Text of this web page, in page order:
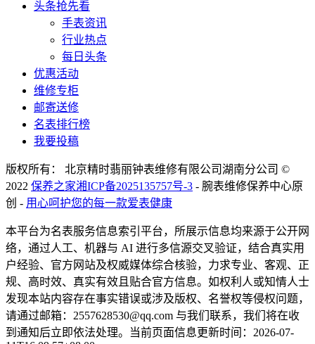
头条抢先看
手表资讯
行业热点
每日头条
优惠活动
维修专柜
邮寄送修
名表排行榜
我要投稿
版权所有： 北京精时翡丽钟表维修有限公司湖南分公司 ©
2022 保养之家湘ICP备2025135757号-3 - 腕表维修保养中心原
创 - 用心呵护您的每一款爱表健康
本平台为名表服务信息索引平台，所展示信息均来源于公开网
络，通过人工、机器与 AI 进行多信源交叉验证，结合真实用
户经验、官方网站及权威媒体综合核验，力求专业、客观、正
规、高时效、真实有效且贴合官方信息。如权利人或知情人士
发现本站内容存在事实错误或涉及版权、名誉权等侵权问题，
请通过邮箱：2557628530@qq.com 与我们联系，我们将在收
到通知后立即依法处理。当前页面信息更新时间：2026-07-